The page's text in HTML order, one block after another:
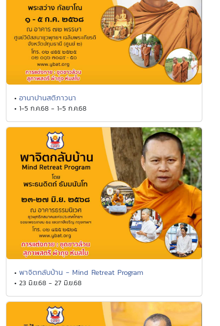
• อานาปานสติภาวนา
• 1-5 ก.ค.68 - 1-5 ก.ค.68
• พาจิตกลับบ้าน - Mind Retreat Program
• 23 มิ.ย.68 - 27 มิ.ย.68